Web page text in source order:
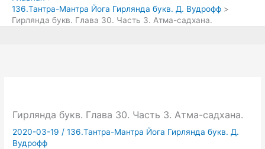
136.Тантра-Мантра Йога Гирлянда букв. Д. Вудрофф
Гирлянда букв. Глава 30. Часть 3. Атма-садхана.
Гирлянда букв. Глава 30. Часть 3. Атма-садхана.
2020-03-19 /136.Тантра-Мантра Йога Гирлянда букв. Д.
Вудрофф